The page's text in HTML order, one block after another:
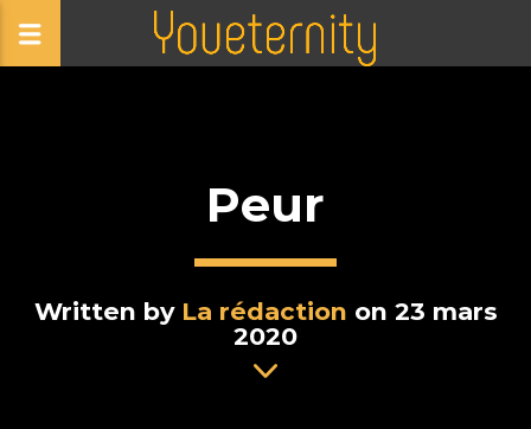
Peur
Written by La rédaction on 23 mars
2020